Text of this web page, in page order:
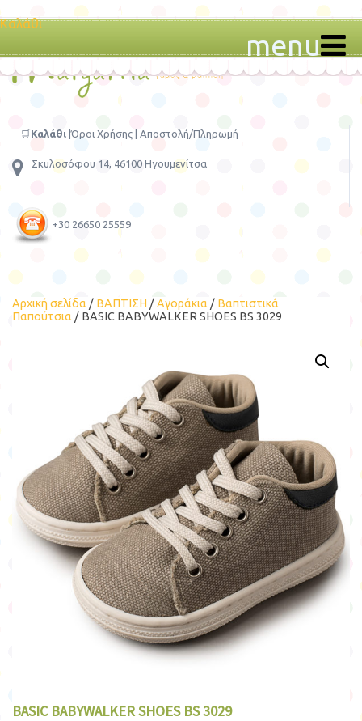
🛒Καλάθι |Όροι Χρήσης Αποστολή/Πληρωμή
Σκυλοσόφου 14, 46100 Ηγουμενίτσα
+30 26650 25559
Καλάθι
menu
Αρχική σελίδα / ΒΑΠΤΙΣΗ /Αγοράκια / Βαπτιστικά
Παπούτσια / BASIC BABYWALKER SHOES BS 3029
BASIC BABYWALKER SHOES BS 3029